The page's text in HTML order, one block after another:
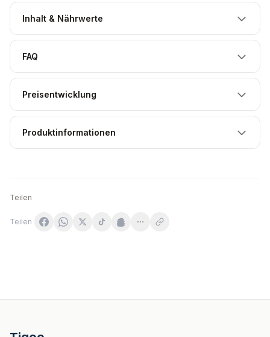
Inhalt & Nährwerte
FAQ
Preisentwicklung
Produktinformationen
Teilen
Teilen
Life Extension Optimized Cran-Max 250 mg - 60